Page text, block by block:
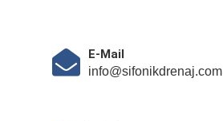
E-Mail
info@sifonikdrenaj.com